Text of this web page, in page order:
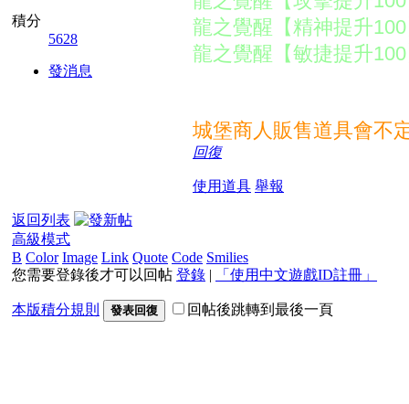
積分
5628
發消息
龍之覺醒【精神提升
龍之覺醒【敏捷提升
城堡商人販售道具會不
回復
使用道具 舉報
返回列表
高級模式
B Color Image Link Quote Code Smilies
您需要登錄後才可以回帖 登錄 | 「使用中文遊戲ID註冊」
本版積分規則 發表回復 回帖後跳轉到最後一頁